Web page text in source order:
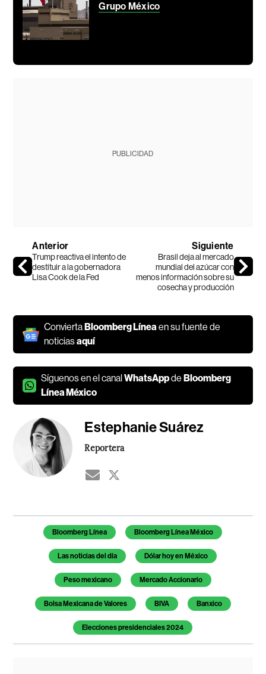
Grupo México
PUBLICIDAD
Anterior
Trump reactiva el intento de
destituir a la gobernadora
Lisa Cook de la Fed
Siguiente
Brasil deja al mercado
mundial del azúcar con
menos información sobre su
cosecha y producción
Convierta Bloomberg Líneaen su fuente de
noticiasaquí
Síguenos en el canalWhatsAppde Bloomberg
Línea México
Estephanie Suárez
Reportera
Temas de este artículo
Bloomberg Línea Bloomberg Línea México
Las noticias del día Dólar hoy en México
Peso mexicano Mercado Accionario
Bolsa Mexicana de Valores BIVA Banxico
Elecciones presidenciales 2024